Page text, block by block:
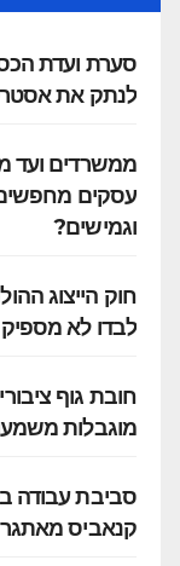
סערת ועדת
לנתק את
ממשרדים ועד
עסקים מחפשים
וגמישים?
חוק הייצוג
לבדו לא מספיק
מוגבלות
סביבת עבודה
קנאביס מאתגר